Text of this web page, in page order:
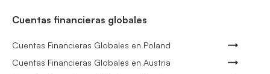
Cuentas financieras globales
Cuentas Financieras Globales en Poland
Cuentas Financieras Globales en Austria